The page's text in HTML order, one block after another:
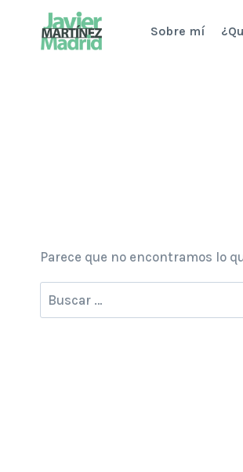
Sobre mí
Parece que no encontramos lo
Buscar: